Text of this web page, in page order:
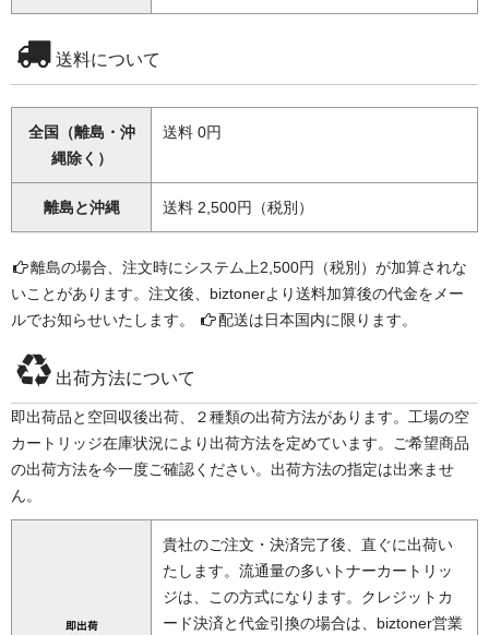
送料について
全国（離島・沖
縄除く）
送料 0円
離島と沖縄 送料 2,500円（税別）
離島の場合、注文時にシステム上2,500円（税別）が加算されな
いことがあります。注文後、biztonerより送料加算後の代金をメー
ルでお知らせいたします。
配送は日本国内に限ります。
出荷方法について
即出荷品と空回収後出荷、２種類の出荷方法があります。工場の空
カートリッジ在庫状況により出荷方法を定めています。ご希望商品
の出荷方法を今一度ご確認ください。出荷方法の指定は出来ませ
ん。
貴社のご注文・決済完了後、直ぐに出荷い
たします。流通量の多いトナーカートリッ
ジは、この方式になります。クレジットカ
ード決済と代金引換の場合は、biztoner営業